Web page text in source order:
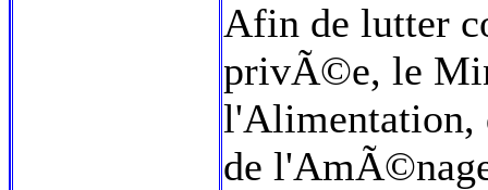
Afin de lutter
privÃ©e, le
l'Alimentation,
de